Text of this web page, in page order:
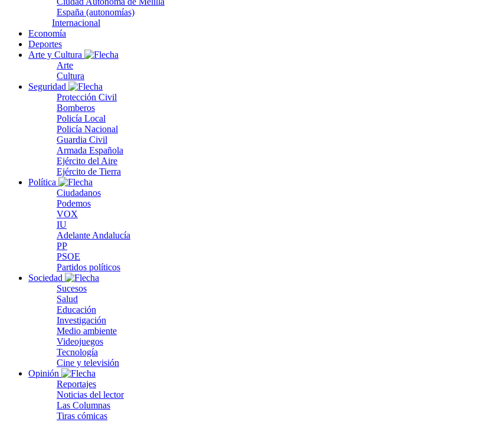
España (autonomías)
Internacional
Economía
Deportes
Arte y Cultura
Arte
Cultura
Seguridad
Protección Civil
Bomberos
Policía Local
Policía Nacional
Guardia Civil
Armada Española
Ejército del Aire
Ejército de Tierra
Política
Ciudadanos
Podemos
VOX
IU
Adelante Andalucía
PP
PSOE
Partidos políticos
Sociedad
Sucesos
Salud
Educación
Investigación
Medio ambiente
Videojuegos
Tecnología
Cine y televisión
Opinión
Reportajes
Noticias del lector
Las Columnas
Tiras cómicas